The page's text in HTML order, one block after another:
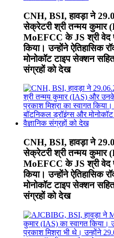
CNH, BSI, हावड़ा ने
सेक्रेटरी श्री तन्मय
MoEFCC के JS श्री वेद
किया। उन्होंने ऐतिहासिक
मोनोकॉट टाइप सेक्शन
संग्रहों को देख
CNH, BSI, हावड़ा ने
सेक्रेटरी श्री तन्मय
MoEFCC के JS श्री वेद
किया। उन्होंने ऐतिहासिक
मोनोकॉट टाइप सेक्शन
संग्रहों को देख